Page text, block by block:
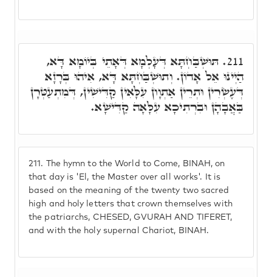
211.
The hymn to the World to Come, BINAH, on
that day is 'El, the Master over all works'. It is
based on the meaning of the twenty two sacred
high and holy letters that crown themselves with
the patriarchs, CHESED, GVURAH AND TIFERET,
and with the holy supernal Chariot, BINAH.
211. תּוּשְׁבַּחְתָּא דְּעָלְמָא דְּאָתֵי בְּיוֹמָא דָּא,
הַיְינוּ אֵל אָדוֹן. וְתוּשְׁבַּחְתָּא דָּא, אִיהוּ בְּרָזָא
דְּעֶשְׂרִין וּתְרֵין אַתְוָון עִלָּאִין קַדִּישִׁין, דְּמִתְעַטְּרָן
בַּאֲבָהָן וּבִרְתִיכָא עִלָּאָה קַדִּישָׁא.